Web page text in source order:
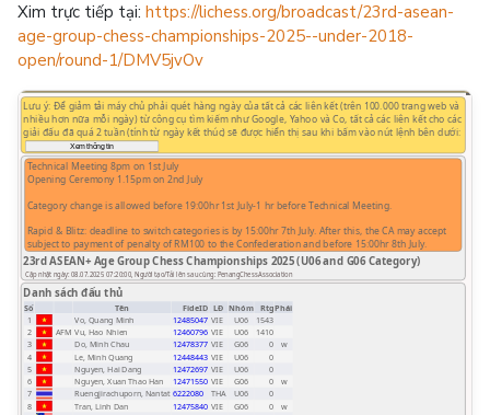
Xim trực tiếp tại: https://lichess.org/broadcast/23rd-asean-
age-group-chess-championships-2025--under-2018-
open/round-1/DMV5jvOv